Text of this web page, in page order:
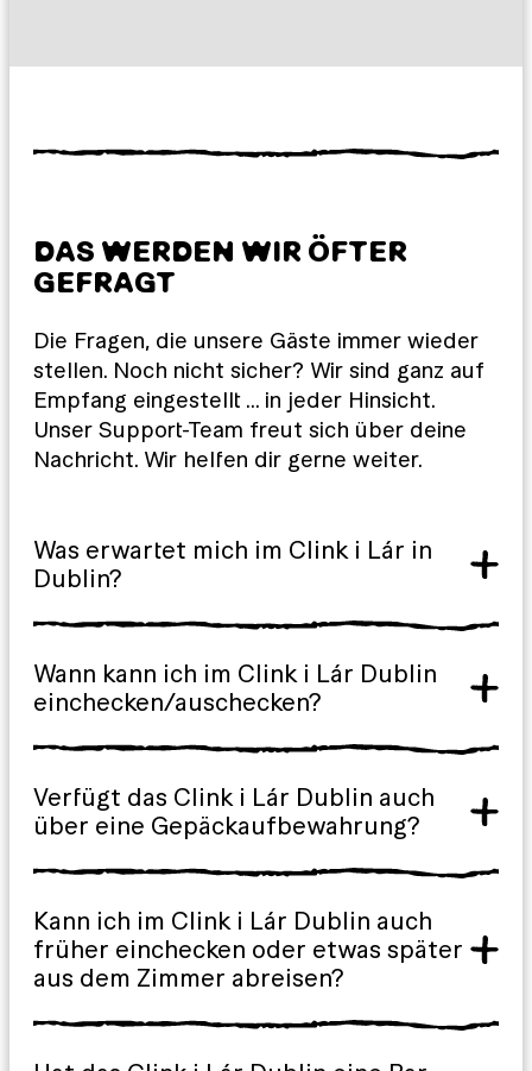
DAS WERDEN WIR ÖFTER
GEFRAGT
Die Fragen, die unsere Gäste immer wieder
stellen. Noch nicht sicher? Wir sind ganz auf
Empfang eingestellt … in jeder Hinsicht.
Unser Support-Team freut sich über deine
Nachricht. Wir helfen dir gerne weiter.
Was erwartet mich im Clink i Lár in
Dublin?
Wann kann ich im Clink i Lár Dublin
einchecken/auschecken?
Verfügt das Clink i Lár Dublin auch
über eine Gepäckaufbewahrung?
Kann ich im Clink i Lár Dublin auch
früher einchecken oder etwas später
aus dem Zimmer abreisen?